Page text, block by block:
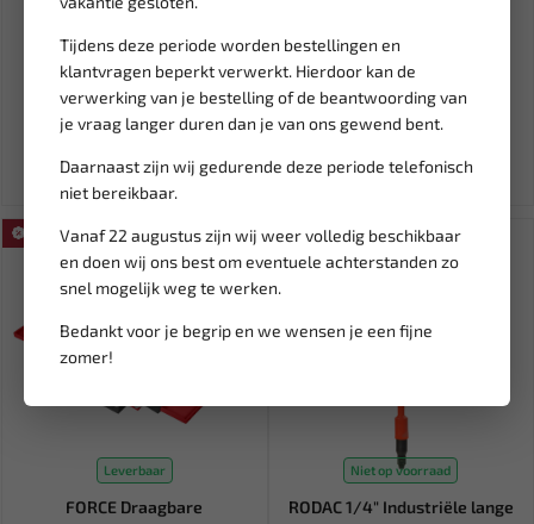
Tijdens deze periode worden bestellingen en
klantvragen beperkt verwerkt. Hierdoor kan de
verwerking van je bestelling of de beantwoording van
je vraag langer duren dan je van ons gewend bent.
Daarnaast zijn wij gedurende deze periode telefonisch
niet bereikbaar.
Vanaf 22 augustus zijn wij weer volledig beschikbaar
en doen wij ons best om eventuele achterstanden zo
snel mogelijk weg te werken.
Bedankt voor je begrip en we wensen je een fijne
zomer!
Ringratelsleutels
omschakelbaar 8 t/m...
73,95
87,00
Ex. btw: € 61,12
tot 7 Bar WT-111029
28,54
33,58
Ex. btw: € 23,59
SALE!
Leverbaar
FORCE Draagbare
SALE!
Niet op voorraad
RODAC 1/4" Industriële lange